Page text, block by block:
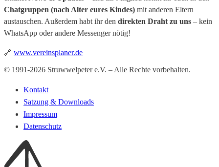
Chatgruppen (nach Alter eures Kindes) mit anderen Eltern
austauschen. Außerdem habt ihr den direkten Draht zu uns – kein
WhatsApp oder andere Messenger nötig!
🔗 www.vereinsplaner.de
© 1991-2026 Struwwelpeter e.V. – Alle Rechte vorbehalten.
Kontakt
Satzung & Downloads
Impressum
Datenschutz